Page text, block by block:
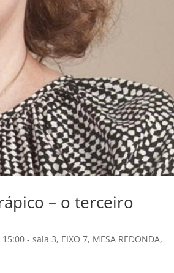
– o terceiro
- sala 3, EIXO 7, MESA REDONDA,